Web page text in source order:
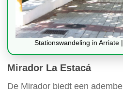
Stationswandeling in Arriate
Mirador La Estacá
De Mirador biedt een